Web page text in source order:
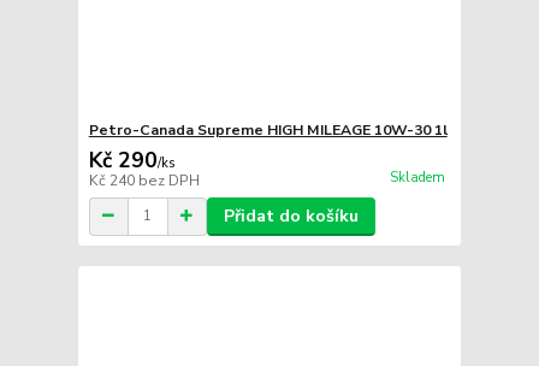
Petro-Canada Supreme HIGH MILEAGE 10W-30 1l
Kč 290/ks
Kč 240 bez DPH Skladem
Přidat do košíku